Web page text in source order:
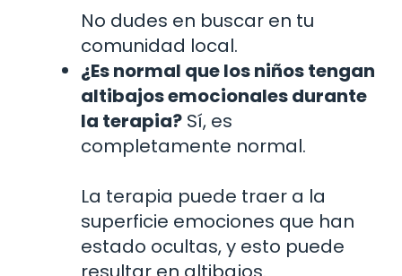
No dudes en buscar en tu
comunidad local.
¿Es normal que los niños tengan
altibajos emocionales durante
la terapia? Sí, es
completamente normal.
La terapia puede traer a la
superficie emociones que han
estado ocultas, y esto puede